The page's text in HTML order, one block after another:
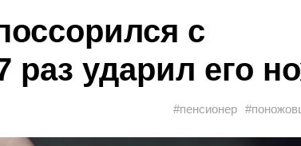
с
раз ударил его
#пенсионер